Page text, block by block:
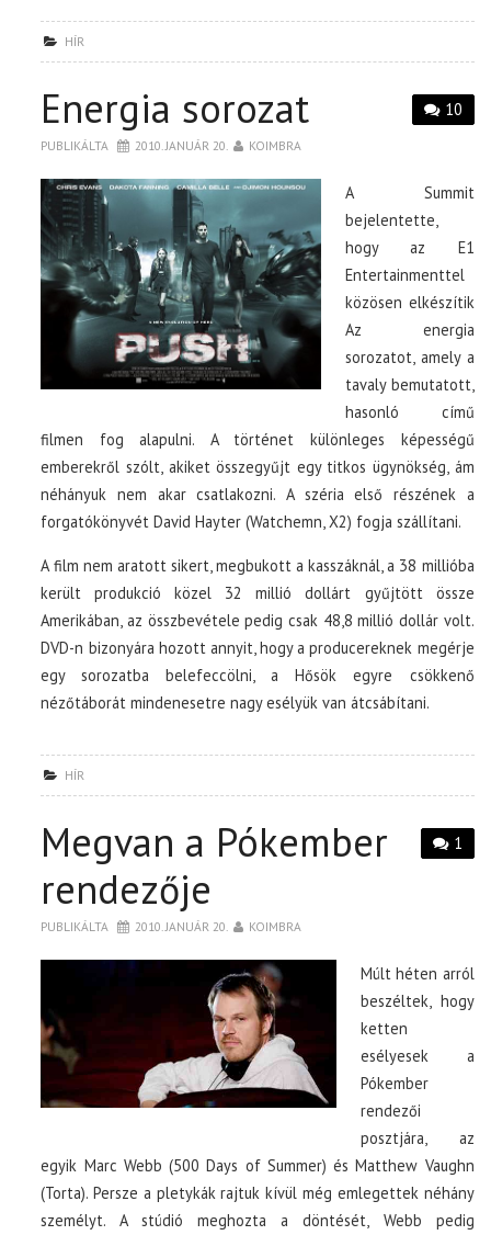
HÍR
10
Energia sorozat
PUBLIKÁLTA 2010. JANUÁR 20. KOIMBRA
A Summit
bejelentette,
hogy az E1
Entertainmenttel
közösen elkészítik
Az energia
sorozatot, amely a
tavaly bemutatott,
hasonló című
filmen fog alapulni. A történet különleges képességű
emberekről szólt, akiket összegyűjt egy titkos ügynökség, ám
néhányuk nem akar csatlakozni. A széria első részének a
forgatókönyvét David Hayter (Watchemn, X2) fogja szállítani.
A film nem aratott sikert, megbukott a kasszáknál, a 38 millióba
került produkció közel 32 millió dollárt gyűjtött össze
Amerikában, az összbevétele pedig csak 48,8 millió dollár volt.
DVD-n bizonyára hozott annyit, hogy a producereknek megérje
egy sorozatba belefeccölni, a Hősök egyre csökkenő
nézőtáborát mindenesetre nagy esélyük van átcsábítani.
HÍR
1
Megvan a Pókember
rendezője
PUBLIKÁLTA 2010. JANUÁR 20. KOIMBRA
Múlt héten arról
beszéltek, hogy
ketten
esélyesek a
Pókember
rendezői
posztjára, az
egyik Marc Webb (500 Days of Summer) és Matthew Vaughn
(Torta). Persze a pletykák rajtuk kívül még emlegettek néhány
személyt. A stúdió meghozta a döntését, Webb pedig